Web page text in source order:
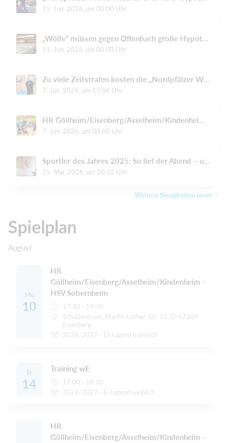
15. Jun. 2026, um 00.00 Uhr
11. Jun. 2026, um 00.00 Uhr
Zu viele Zeitstrafen kosten die „Nordpfälzer Wölfe“ den Sieg
7. Jun. 2026, um 17.04 Uhr
7. Jun. 2026, um 00.00 Uhr
25. Mai. 2026, um 20.12 Uhr
Weitere Neuigkeiten lesen
Spielplan
August
Mo
10
HR
Göllheim/Eisenberg/Asselheim/Kindenheim -
HSV Sobernheim
17:30 - 19:00
Schulzentrum, Martin-Luther-Str. 12, D-67304
Eisenberg
2026/2027 - D-Jugend männlich
Fr
14
Training wE
17:00 - 18:30
2026/2027 - E-Jugend weiblich
HR
Göllheim/Eisenberg/Asselheim/Kindenheim -